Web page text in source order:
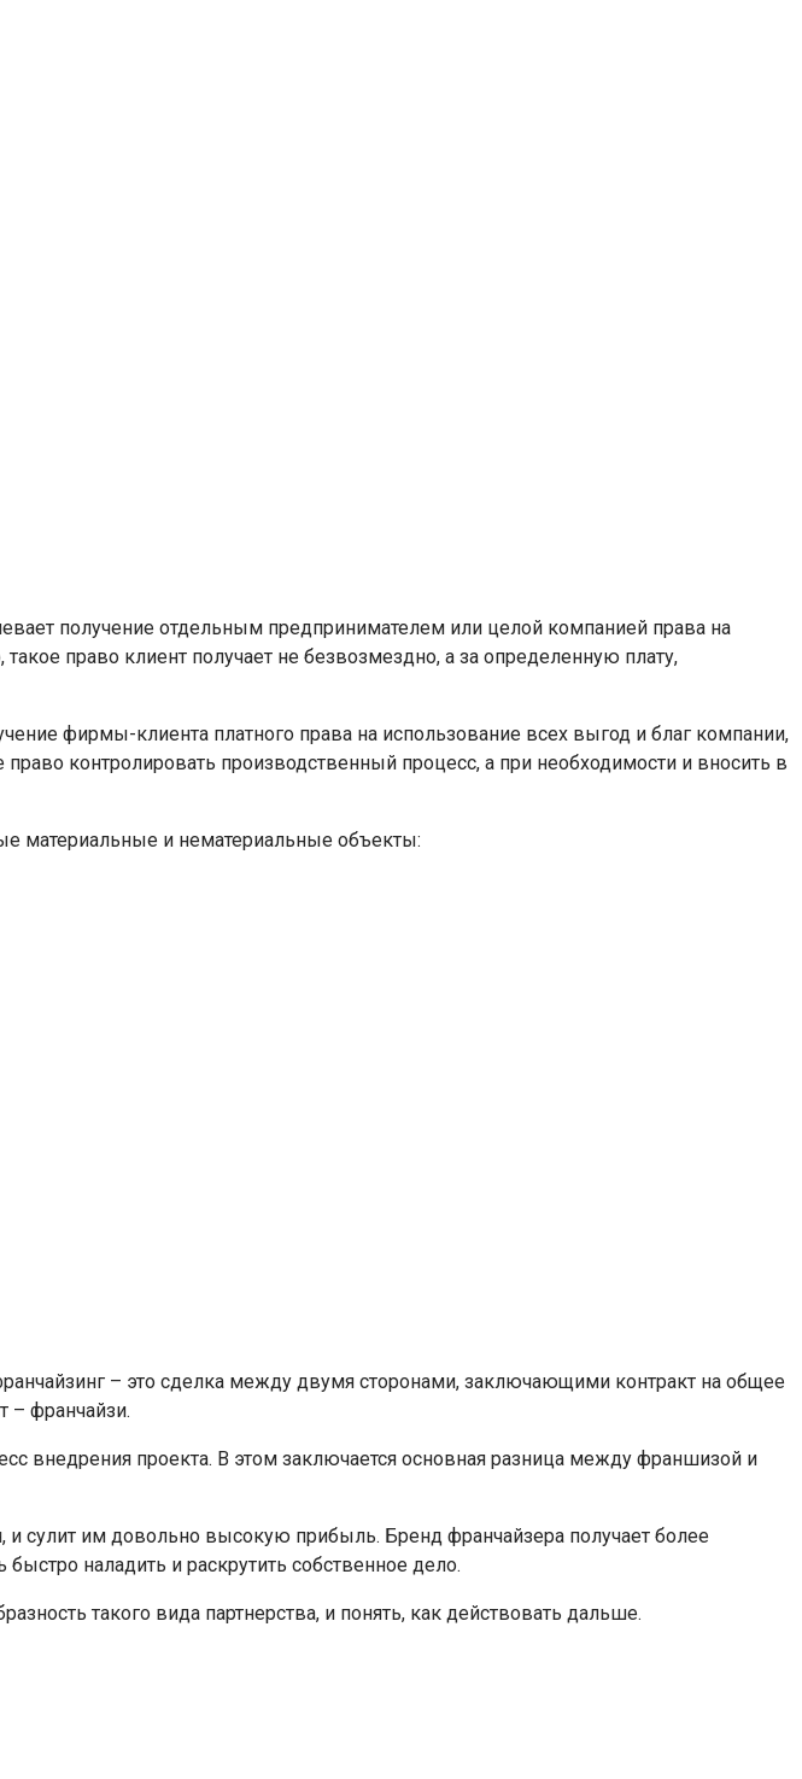
получение отдельным предпринимателем или целой компанией права на
право клиент получает не безвозмездно, а за определенную плату,
фирмы-клиента платного права на использование всех выгод и благ компании,
контролировать производственный процесс, а при необходимости и вносить в
материальные и нематериальные объекты:
– это сделка между двумя сторонами, заключающими контракт на общее
– франчайзи.
внедрения проекта. В этом заключается основная разница между франшизой и
сулит им довольно высокую прибыль. Бренд франчайзера получает более
наладить и раскрутить собственное дело.
такого вида партнерства, и понять, как действовать дальше.